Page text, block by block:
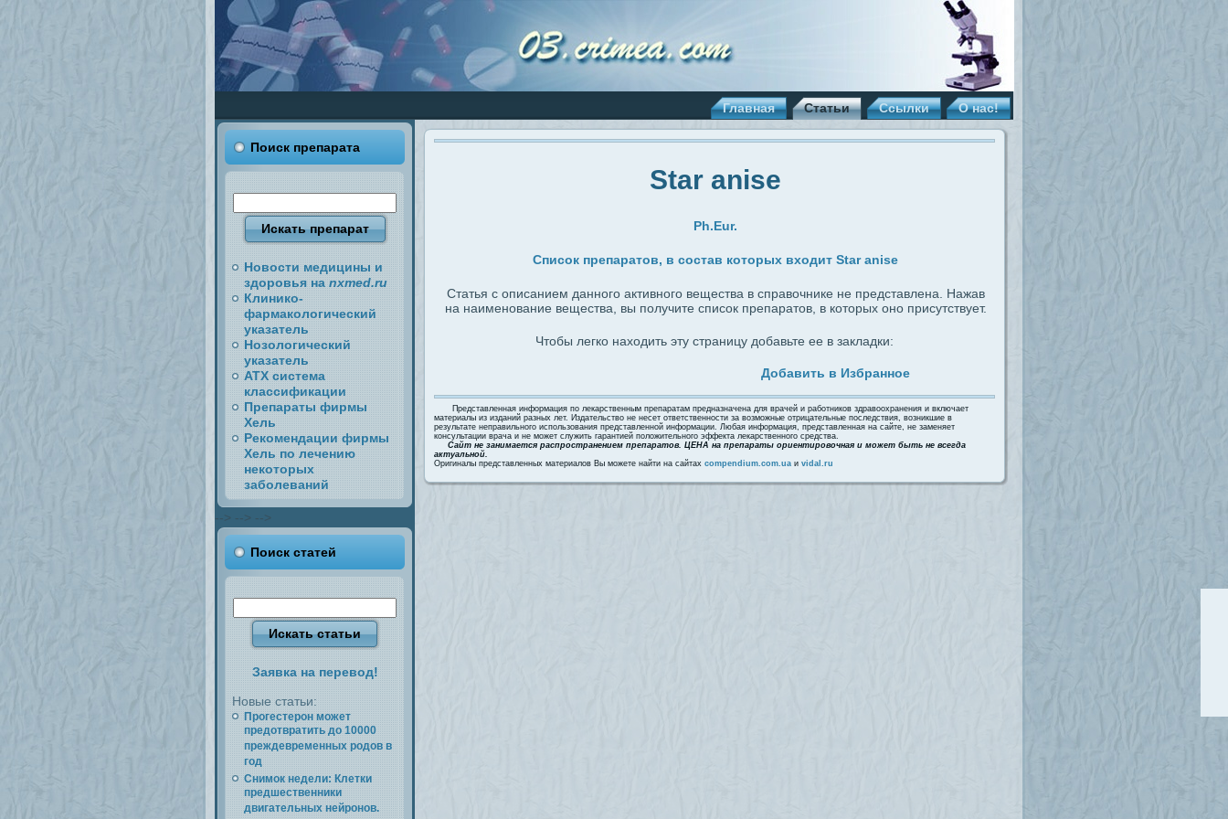
Главная Статьи Ссылки О нас!
Поиск препарата
Новости медицины и
здоровья наnxmed.ru
Клинико-
фармакологический
указатель
Нозологический
указатель
АТХ система
классификации
Препараты фирмы
Хель
Рекомендации фирмы
Хель по лечению
некоторых
заболеваний
--> --> -->
Поиск статей
Заявка на перевод!
Новые статьи:
Прогестерон может
предотвратить до 10000
преждевременных родов в
год
Снимок недели: Клетки
предшественники
двигательных нейронов.
Star anise
Ph.Eur.
Список препаратов, в состав которых входит Star anise
Статья с описанием данного активного вещества в справочнике не представлена. Нажав
на наименование вещества, вы получите список препаратов, в которых оно присутствует.
Чтобы легко находить эту страницу добавьте ее в закладки:
Добавить в Избранное
Представленная информация по лекарственным препаратам предназначена для врачей и работников здравоохранения и включает
материалы из изданий разных лет. Издательство не несет ответственности за возможные отрицательные последствия, возникшие в
результате неправильного использования представленной информации. Любая информация, представленная на сайте, не заменяет
консультации врача и не может служить гарантией положительного эффекта лекарственного средства.
Сайт не занимается распространением препаратов. ЦЕНА на препараты ориентировочная и может быть не всегда
актуальной.
Оригиналы представленных материалов Вы можете найти на сайтах compendium.com.ua и vidal.ru